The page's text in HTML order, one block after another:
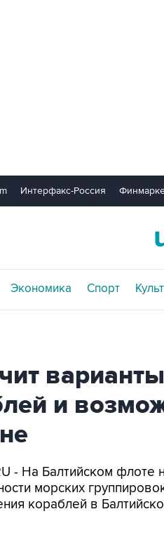
Интерфакс-Россия
Экономика Спорт
и
- На Балтийском
морских
кораблей в